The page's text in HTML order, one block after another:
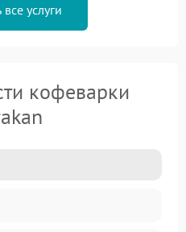
услуги
кофеварки